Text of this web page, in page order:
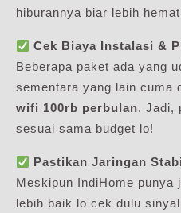
hiburannya biar lebih
Cek Biaya Instalasi &
Beberapa paket ada yang
sementara yang lain cuma
wifi 100rb perbulan. Jadi,
sesuai sama budget lo!
Pastikan Jaringan
Meskipun IndiHome punya
lebih baik lo cek dulu